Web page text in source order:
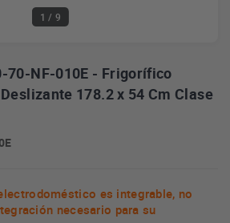
1 / 9
70-NF-010E - Frigorífico
178.2 x 54 Cm Clase
es integrable, no
necesario para su